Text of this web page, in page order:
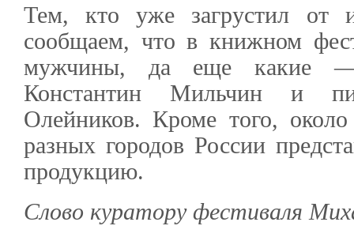
Тем, кто уже загрустил от
сообщаем, что в книжном
мужчины, да еще какие —
Константин Мильчин и
Олейников. Кроме того, около
разных городов России
продукцию.
Слово куратору фестиваля